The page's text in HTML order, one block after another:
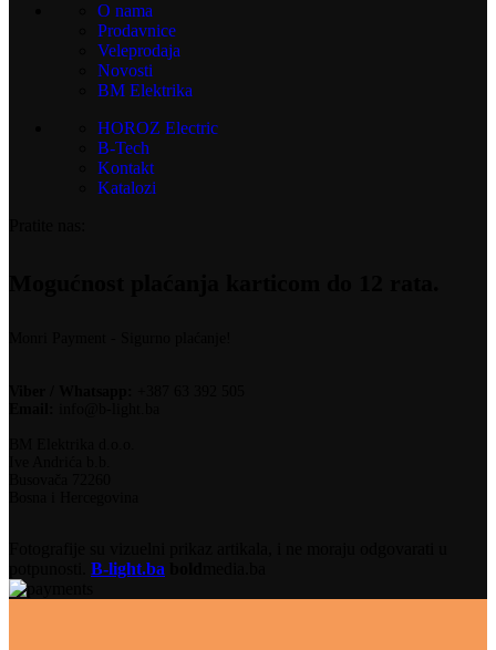
O nama
Prodavnice
Veleprodaja
Novosti
BM Elektrika
HOROZ Electric
B-Tech
Kontakt
Katalozi
B-light.ba